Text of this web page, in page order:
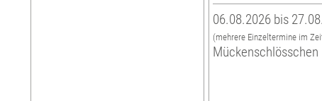
06.08.2026 bis
(mehrere Einzeltermine im
Mückenschlösschen